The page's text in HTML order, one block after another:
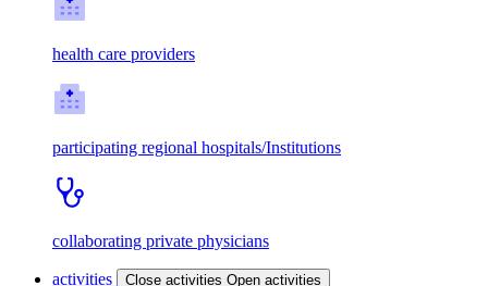
health care providers
participating regional hospitals/Institutions
collaborating private physicians
activities Close activities Open activities